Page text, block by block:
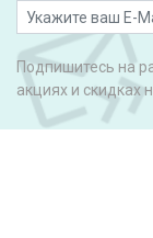
Подпишитесь на
акциях и скидках